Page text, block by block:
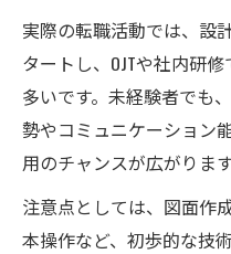
実際の転職活動では、設
タートし、OJTや社内研
多いです。未経験者でも
勢やコミュニケーション
用のチャンスが広がります
注意点としては、図面作
本操作など、初歩的な技